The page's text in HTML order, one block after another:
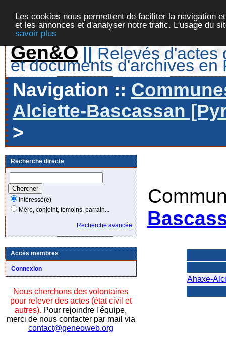
Les cookies nous permettent de faciliter la navigation
et les annonces et d'analyser notre trafic. L'usage du
savoir plus
Gen&O || Relevés d'actes
et documents d'archives en
Navigation ::
Alciette-Bascassan
>
Recherche directe
Intéressé(e)
Mère, conjoint, témoins, parrain...
Recherche avancée
Accès membres
Connexion
Nous cherchons des volontaires
pour relever des actes (état civil et
autres). Pour rejoindre l'équipe,
merci de nous contacter par mail via
contact@geneoweb.org
Ahaxe-